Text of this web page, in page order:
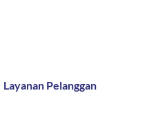
Layanan Pelanggan